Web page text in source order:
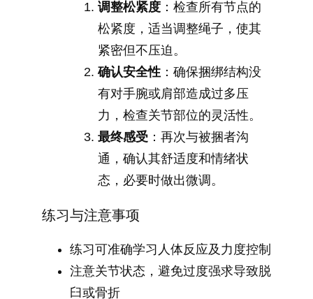
调整松紧度 ：检查所有节点的
松紧度，适当调整绳子，使其
紧密但不压迫。
确认安全性 ：确保捆绑结构没
有对手腕或肩部造成过多压
力，检查关节部位的灵活性。
最终感受 ：再次与被捆者沟
通，确认其舒适度和情绪状
态，必要时做出微调。
练习与注意事项
练习可准确学习人体反应及力度控制
注意关节状态，避免过度强求导致脱
臼或骨折